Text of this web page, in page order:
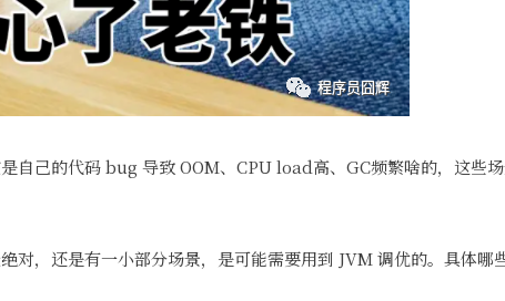
自己的代码 bug 导致 OOM、CPU load高、GC频繁啥的，这些
对，还是有一小部分场景，是可能需要用到 JVM 调优的。具体哪